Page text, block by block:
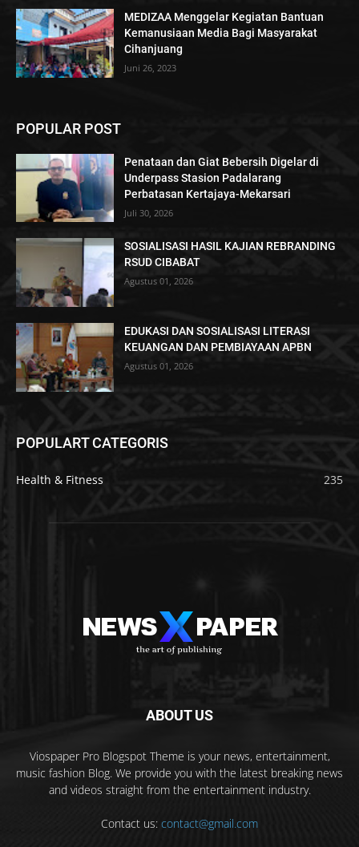
MEDIZAA Menggelar Kegiatan Bantuan
Kemanusiaan Media Bagi Masyarakat
Cihanjuang
Juni 26, 2023
POPULAR POST
Penataan dan Giat Bebersih Digelar di
Underpass Stasion Padalarang
Perbatasan Kertajaya-Mekarsari
Juli 30, 2026
SOSIALISASI HASIL KAJIAN REBRANDING
RSUD CIBABAT
Agustus 01, 2026
EDUKASI DAN SOSIALISASI LITERASI
KEUANGAN DAN PEMBIAYAAN APBN
Agustus 01, 2026
POPULART CATEGORIS
Health & Fitness 235
ABOUT US
Viospaper Pro Blogspot Theme is your news, entertainment,
music fashion Blog. We provide you with the latest breaking news
and videos straight from the entertainment industry.
Contact us: contact@gmail.com